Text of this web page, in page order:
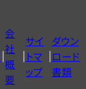
会
社
概
要
サイ
トマ
ップ
ダウン
ロード
書類